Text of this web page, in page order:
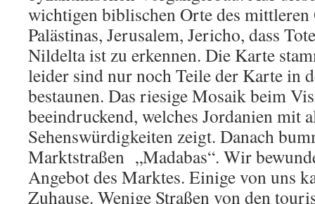
wichtigen biblischen Orte des mittleren
Palästinas, Jerusalem, Jericho, dass
Nildelta ist zu erkennen. Die Karte
leider sind nur noch Teile der Karte in
bestaunen. Das riesige Mosaik beim
beeindruckend, welches Jordanien mit
Sehenswürdigkeiten zeigt. Danach
Marktstraßen „Madabas“. Wir
Angebot des Marktes. Einige von uns
Zuhause. Wenige Straßen von den